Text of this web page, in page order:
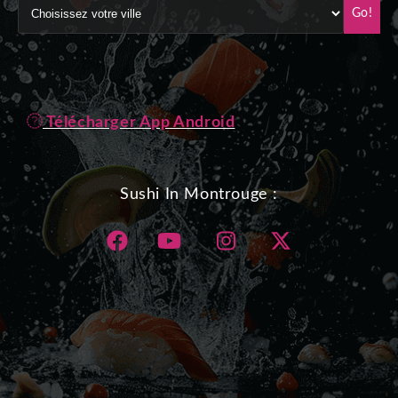
Go!
Télécharger App Android
Sushi In Montrouge :